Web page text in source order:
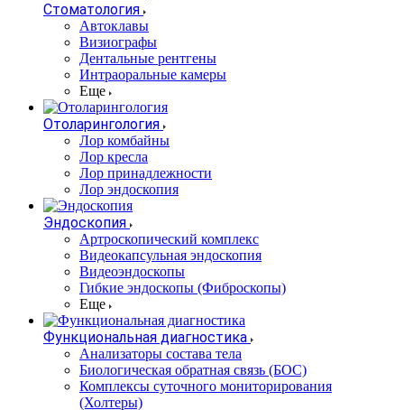
Стоматология
Автоклавы
Визиографы
Дентальные рентгены
Интраоральные камеры
Еще
Отоларингология
Лор комбайны
Лор кресла
Лор принадлежности
Лор эндоскопия
Эндоскопия
Артроскопический комплекс
Видеокапсульная эндоскопия
Видеоэндоскопы
Гибкие эндоскопы (Фиброcкопы)
Еще
Функциональная диагностика
Анализаторы состава тела
Биологическая обратная связь (БОС)
Комплексы суточного мониторирования
(Холтеры)